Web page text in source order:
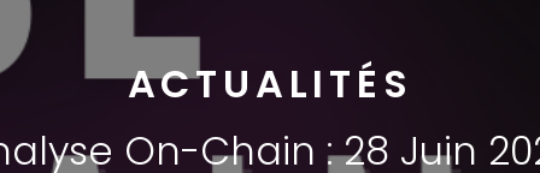
ACTUALITÉS
On-Chain : 28 Juin